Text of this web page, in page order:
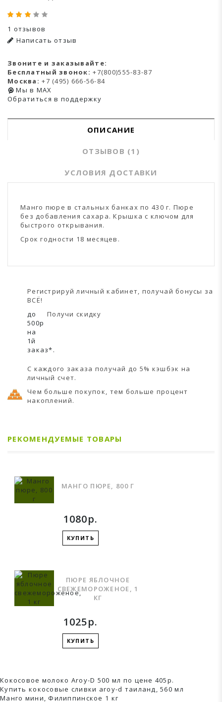
1 отзывов
Написать отзыв
Звоните и заказывайте:
Бесплатный звонок: +7(800)555-83-87
Москва: +7 (495) 666-56-84
Мы в MAX
Обратиться в поддержку
ОПИСАНИЕ
ОТЗЫВОВ (1)
УСЛОВИЯ ДОСТАВКИ
Манго пюре в стальных банках по 430 г. Пюре
без добавления сахара. Крышка с ключом для
быстрого открывания.
Срок годности 18 месяцев.
Регистрируй личный кабинет, получай бонусы за
ВСЁ!
Получи скидку
до
500р
на
1й
заказ*.
С каждого заказа получай до 5% кэшбэк на
личный счет.
Чем больше покупок, тем больше процент
накоплений.
РЕКОМЕНДУЕМЫЕ ТОВАРЫ
МАНГО ПЮРЕ, 800 Г
1080р.
КУПИТЬ
ПЮРЕ ЯБЛОЧНОЕ
СВЕЖЕМОРОЖЕНОЕ, 1
КГ
1025р.
КУПИТЬ
Кокосовое молоко Aroy-D 500 мл по цене 405р.
Купить кокосовые сливки aroy-d таиланд, 560 мл
Манго мини, Филиппинское 1 кг